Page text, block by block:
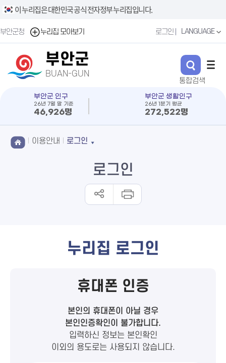
이 누리집은 대한민국 공식 전자정부 누리집입니다.
부안군청 누리집 모아보기 로그인 LANGUAGE
부안군
BUAN-GUN
부안군 인구
26년 7월 말 기준
46,926명
부안군 생활인구
26년 1분기 평균
272,522명
이용안내 로그인
로그인
누리집 로그인
휴대폰 인증
본인의 휴대폰이 아닐 경우
본인인증확인이 불가합니다.
입력하신 정보는 본인확인
이외의 용도로는 사용되지 않습니다.